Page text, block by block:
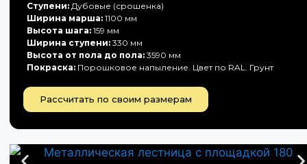
Ступени: Дубовые (срошенка)
Ширина марша: 1100 мм
Высота шага: 159 мм
Ширина ступени: 330 мм
Высота от пола до пола: 3590 мм
Покраска: Порошковое напыление. Цвет по RAL. Грунт
Рассчитать по своим размерам